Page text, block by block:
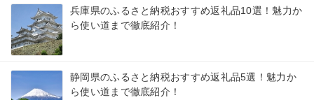
兵庫県のふるさと納税おすすめ返礼品10選！魅力か
ら使い道まで徹底紹介！
静岡県のふるさと納税おすすめ返礼品5選！魅力か
ら使い道まで徹底紹介！